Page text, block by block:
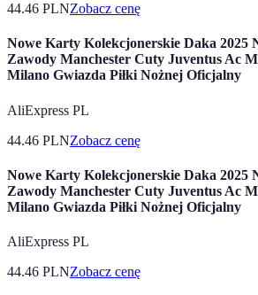
44.46 PLNZobacz cenę
Nowe Karty Kolekcjonerskie Daka 2025
Zawody Manchester Cuty Juventus Ac
Milano Gwiazda Piłki Nożnej Oficjalny
AliExpress PL
44.46 PLNZobacz cenę
Nowe Karty Kolekcjonerskie Daka 2025
Zawody Manchester Cuty Juventus Ac
Milano Gwiazda Piłki Nożnej Oficjalny
AliExpress PL
44.46 PLNZobacz cenę